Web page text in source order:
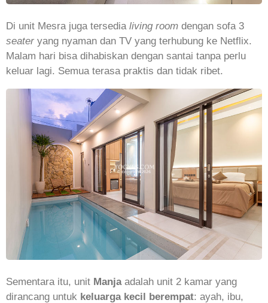
Di unit Mesra juga tersedia living room dengan sofa 3
seater yang nyaman dan TV yang terhubung ke Netflix.
Malam hari bisa dihabiskan dengan santai tanpa perlu
keluar lagi. Semua terasa praktis dan tidak ribet.
Sementara itu, unit Manjaadalah unit 2 kamar yang
dirancang untuk keluarga kecil berempat: ayah, ibu,